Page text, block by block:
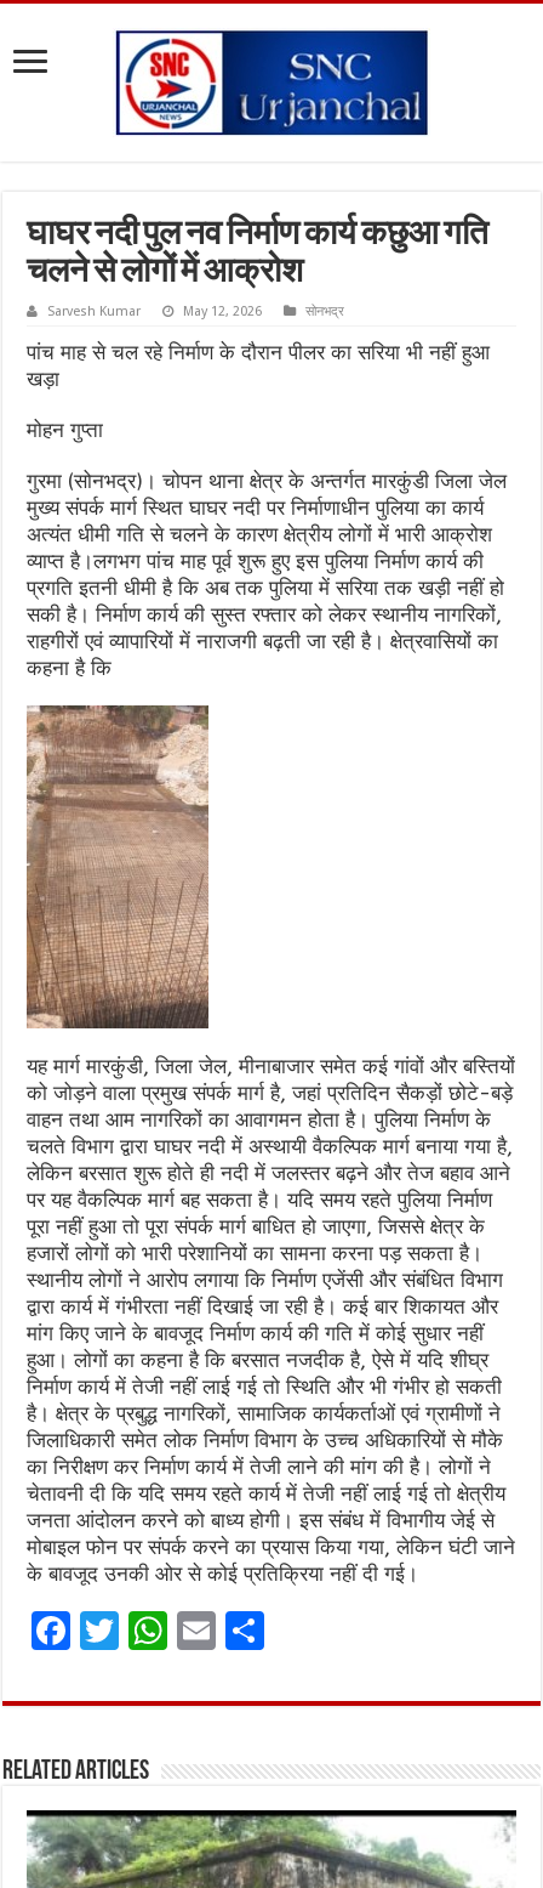
घाघर नदी पुल नव निर्माण कार्य कछुआ गति
चलने से लोगों में आक्रोश
Sarvesh Kumar May 12, 2026 सोनभद्र
पांच माह से चल रहे निर्माण के दौरान पीलर का सरिया भी नहीं हुआ
खड़ा
मोहन गुप्ता
गुरमा (सोनभद्र)। चोपन थाना क्षेत्र के अन्तर्गत मारकुंडी जिला जेल
मुख्य संपर्क मार्ग स्थित घाघर नदी पर निर्माणाधीन पुलिया का कार्य
अत्यंत धीमी गति से चलने के कारण क्षेत्रीय लोगों में भारी आक्रोश
व्याप्त है।लगभग पांच माह पूर्व शुरू हुए इस पुलिया निर्माण कार्य की
प्रगति इतनी धीमी है कि अब तक पुलिया में सरिया तक खड़ी नहीं हो
सकी है। निर्माण कार्य की सुस्त रफ्तार को लेकर स्थानीय नागरिकों,
राहगीरों एवं व्यापारियों में नाराजगी बढ़ती जा रही है। क्षेत्रवासियों का
कहना है कि
यह मार्ग मारकुंडी, जिला जेल, मीनाबाजार समेत कई गांवों और बस्तियों
को जोड़ने वाला प्रमुख संपर्क मार्ग है, जहां प्रतिदिन सैकड़ों छोटे-बड़े
वाहन तथा आम नागरिकों का आवागमन होता है। पुलिया निर्माण के
चलते विभाग द्वारा घाघर नदी में अस्थायी वैकल्पिक मार्ग बनाया गया है,
लेकिन बरसात शुरू होते ही नदी में जलस्तर बढ़ने और तेज बहाव आने
पर यह वैकल्पिक मार्ग बह सकता है। यदि समय रहते पुलिया निर्माण
पूरा नहीं हुआ तो पूरा संपर्क मार्ग बाधित हो जाएगा, जिससे क्षेत्र के
हजारों लोगों को भारी परेशानियों का सामना करना पड़ सकता है।
स्थानीय लोगों ने आरोप लगाया कि निर्माण एजेंसी और संबंधित विभाग
द्वारा कार्य में गंभीरता नहीं दिखाई जा रही है। कई बार शिकायत और
मांग किए जाने के बावजूद निर्माण कार्य की गति में कोई सुधार नहीं
हुआ। लोगों का कहना है कि बरसात नजदीक है, ऐसे में यदि शीघ्र
निर्माण कार्य में तेजी नहीं लाई गई तो स्थिति और भी गंभीर हो सकती
है। क्षेत्र के प्रबुद्ध नागरिकों, सामाजिक कार्यकर्ताओं एवं ग्रामीणों ने
जिलाधिकारी समेत लोक निर्माण विभाग के उच्च अधिकारियों से मौके
का निरीक्षण कर निर्माण कार्य में तेजी लाने की मांग की है। लोगों ने
चेतावनी दी कि यदि समय रहते कार्य में तेजी नहीं लाई गई तो क्षेत्रीय
जनता आंदोलन करने को बाध्य होगी। इस संबंध में विभागीय जेई से
मोबाइल फोन पर संपर्क करने का प्रयास किया गया, लेकिन घंटी जाने
के बावजूद उनकी ओर से कोई प्रतिक्रिया नहीं दी गई।
F
ce
o
o
k
T
it
r
W
at
A
p
p
E
ai ar
Related Articles